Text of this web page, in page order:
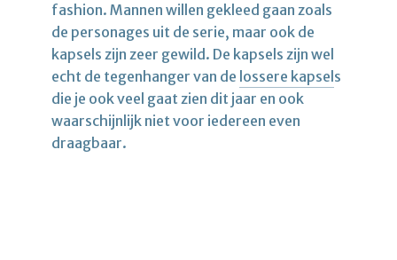
fashion. Mannen willen gekleed gaan zoals
de personages uit de serie, maar ook de
kapsels zijn zeer gewild. De kapsels zijn wel
echt de tegenhanger van de lossere kapsel s
die je ook veel gaat zien dit jaar en ook
waarschijnlijk niet voor iedereen even
draagbaar.